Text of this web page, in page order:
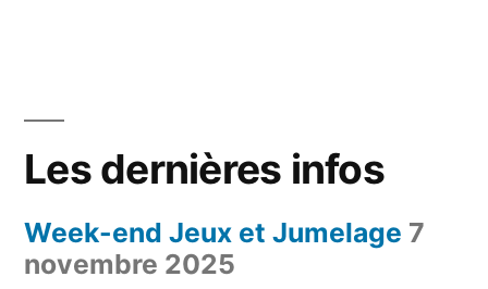
Les dernières infos
Week-end Jeux et Jumelage 7
novembre 2025